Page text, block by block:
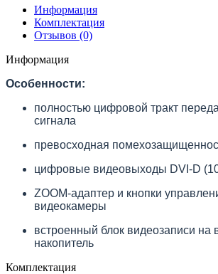
Информация
Комплектация
Отзывов (0)
Информация
Особенности:
полностью цифровой тракт
сигнала
превосходная
цифровые видеовыходы DVI-D
ZOOM-адаптер и кнопки
видеокамеры
встроенный блок видеозаписи на
накопитель
Комплектация